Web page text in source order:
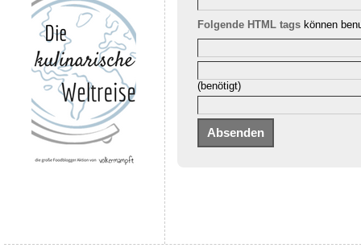
Folgende HTML tagskönnen
(benötigt)